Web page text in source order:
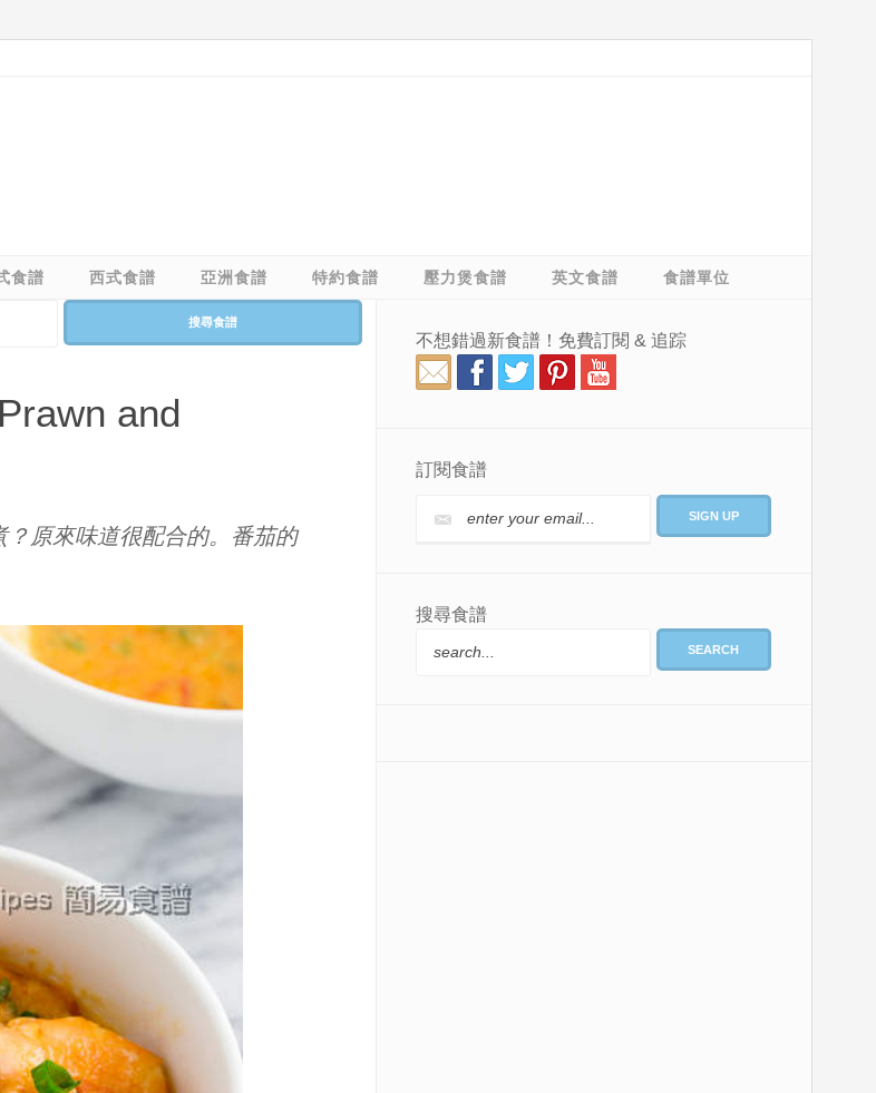
食譜 西式食譜 亞洲食譜 特約食譜 壓力煲食譜 英文食譜 食譜單位
搜尋食譜
and
原來味道很配合的。番茄的
不想錯過新食譜！免費訂閱 & 追踪
訂閱食譜
搜尋食譜
SEARCH